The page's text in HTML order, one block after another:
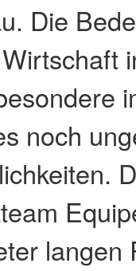
Die
noch
langen